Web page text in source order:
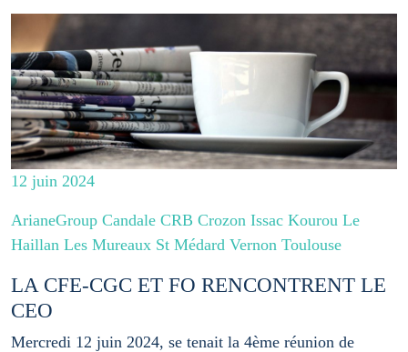
12 juin 2024
ArianeGroup Candale CRB Crozon Issac Kourou Le
Haillan Les Mureaux St Médard Vernon Toulouse
LA CFE-CGC ET FO RENCONTRENT LE
CEO
Mercredi 12 juin 2024, se tenait la 4ème réunion de